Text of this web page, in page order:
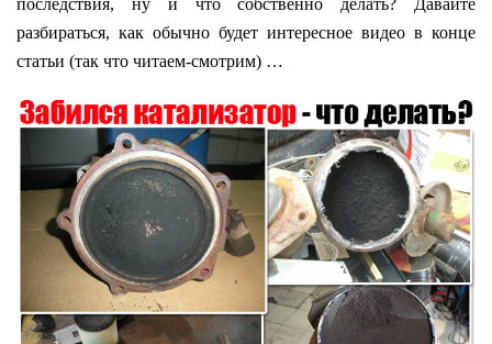
последствия, ну и что собственно делать? Давайте
разбираться, как обычно будет интересное видео в конце
статьи (так что читаем-смотрим) …